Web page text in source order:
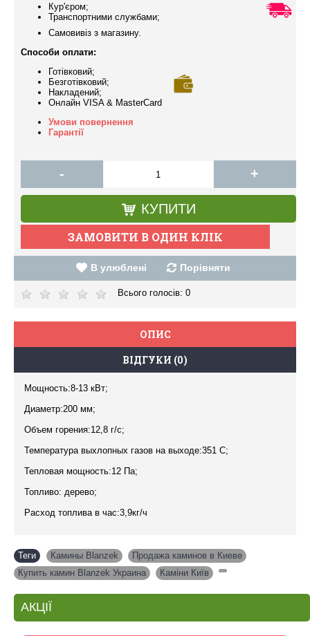
Кур'єром;
Транспортними службами;
Самовивіз з магазину.
Способи оплати:
Готівковий;
Безготівковий;
Накладений;
Онлайн VISA & MasterCard
Умови повернення
Гарантії
- +
КУПИТИ
В улюблені Порівняти
Всього голосів: 0
ОПИС
ВІДГУКИ (0)
Мощность:8-13 кВт;
Диаметр:200 мм;
Объем горения:12,8 г/с;
Температура выхлопных газов на выходе:351 C;
Тепловая мощность:12 Па;
Топливо: дерево;
Расход топлива в час:3,9кг/ч
Теги Камины Blanzek Продажа каминов в Киеве
Купить камин Blanzek Украина
Каміни Київ
АКЦІЇ